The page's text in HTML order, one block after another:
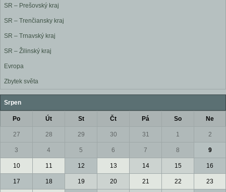
SR – Prešovský kraj
SR – Trenčiansky kraj
SR – Trnavský kraj
SR – Žilinský kraj
Evropa
Zbytek světa
Srpen
Po Út St Čt Pá So Ne
27 28 29 30 31 1 2
3 4 5 6 7 8 9
10 11 12 13 14 15 16
17 18 19 20 21 22 23